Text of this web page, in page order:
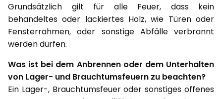
Grundsätzlich gilt für alle Feuer, dass kein
behandeltes oder lackiertes Holz, wie Türen oder
Fensterrahmen, oder sonstige Abfälle verbrannt
werden dürfen.
Was ist bei dem Anbrennen oder dem Unterhalten
von Lager- und Brauchtumsfeuern zu beachten?
Ein Lager-, Brauchtumsfeuer oder sonstiges offenes